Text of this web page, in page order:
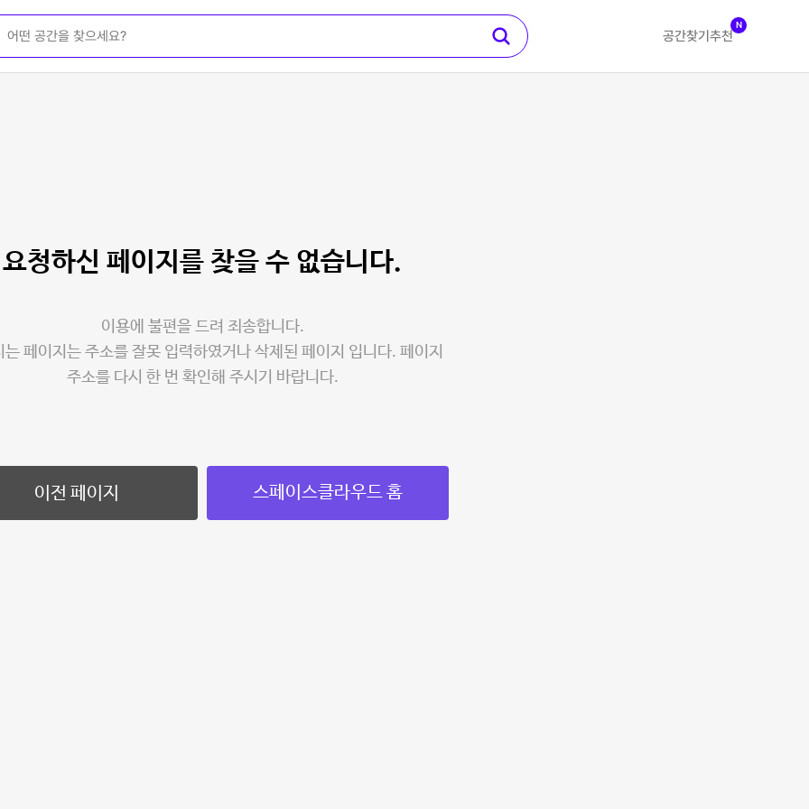
공간찾기 추천
N
요청하신 페이지를 찾을 수 없습니다.
이용에 불편을 드려 죄송합니다.
는 페이지는 주소를 잘못 입력하였거나 삭제된 페이지 입니다. 페이지
주소를 다시 한 번 확인해 주시기 바랍니다.
이전 페이지 스페이스클라우드 홈